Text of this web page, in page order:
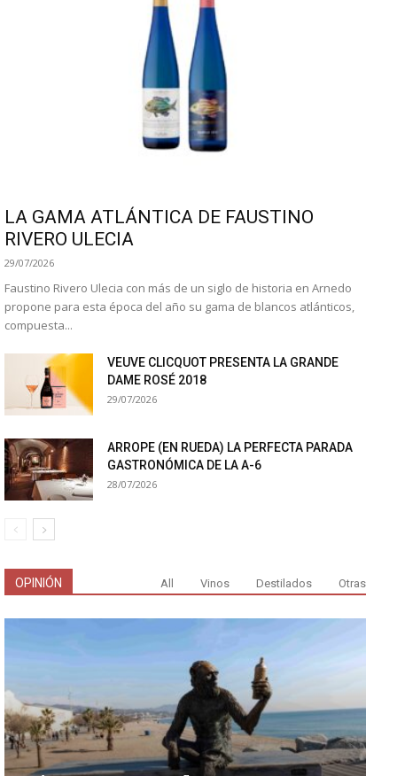
LA GAMA ATLÁNTICA DE FAUSTINO
RIVERO ULECIA
29/07/2026
Faustino Rivero Ulecia con más de un siglo de historia en Arnedo
propone para esta época del año su gama de blancos atlánticos,
compuesta...
VEUVE CLICQUOT PRESENTA LA GRANDE
DAME ROSÉ 2018
29/07/2026
ARROPE (EN RUEDA) LA PERFECTA PARADA
GASTRONÓMICA DE LA A-6
28/07/2026
OPINIÓN All Vinos Destilados Otras